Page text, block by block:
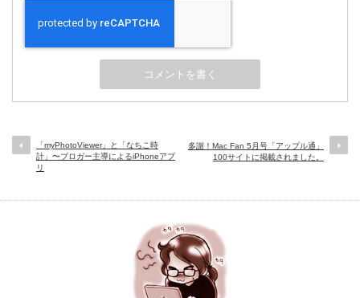
「myPhotoViewer」と「なちこ時
計」〜ブロガー主導によるiPhoneアプ
リ
多謝！Mac Fan 5月号「アップル通」
100サイトに掲載されました。